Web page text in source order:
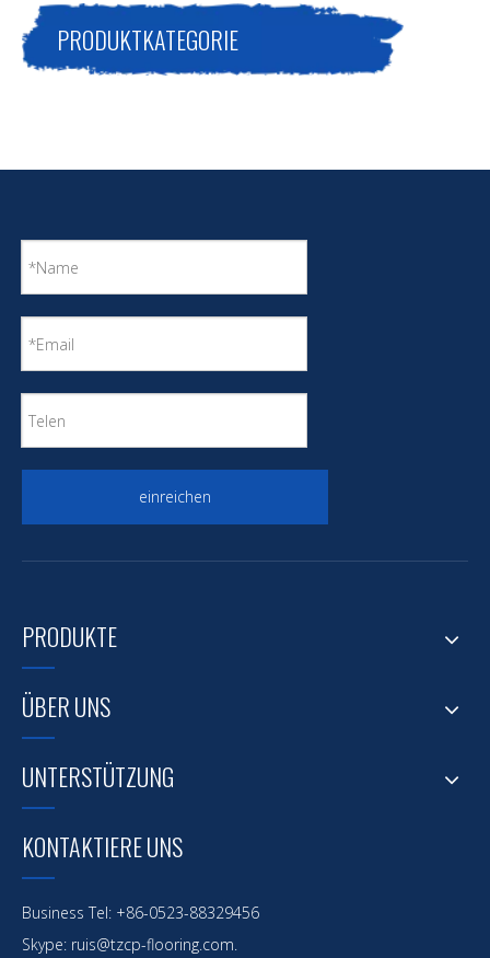
PRODUKTKATEGORIE
einreichen
PRODUKTE
ÜBER UNS
UNTERSTÜTZUNG
KONTAKTIERE UNS
Business Tel: +86-0523-88329456
Skype: ruis@tzcp-flooring.com.